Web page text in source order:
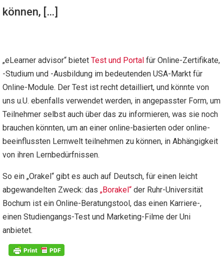
können, […]
„eLearner advisor“ bietet Test und Portal für Online-Zertifikate,
-Studium und -Ausbildung im bedeutenden USA-Markt für
Online-Module. Der Test ist recht detailliert, und könnte von
uns u.U. ebenfalls verwendet werden, in angepasster Form, um
Teilnehmer selbst auch über das zu informieren, was sie noch
brauchen könnten, um an einer online-basierten oder online-
beeinflussten Lernwelt teilnehmen zu können, in Abhängigkeit
von ihren Lernbedürfnissen.
So ein „Orakel“ gibt es auch auf Deutsch, für einen leicht
abgewandelten Zweck: das „Borakel“ der Ruhr-Universität
Bochum ist ein Online-Beratungstool, das einen Karriere-,
einen Studiengangs-Test und Marketing-Filme der Uni
anbietet.